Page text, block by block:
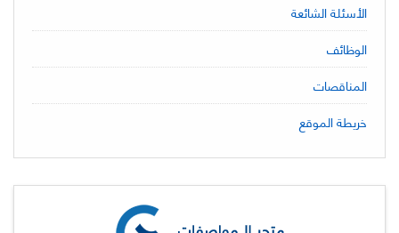
الأسئلة الشائعة
الوظائف
المناقصات
خريطة الموقع